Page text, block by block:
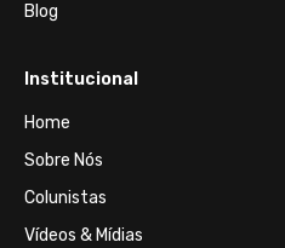
Blog
Institucional
Home
Sobre Nós
Colunistas
Vídeos & Mídias